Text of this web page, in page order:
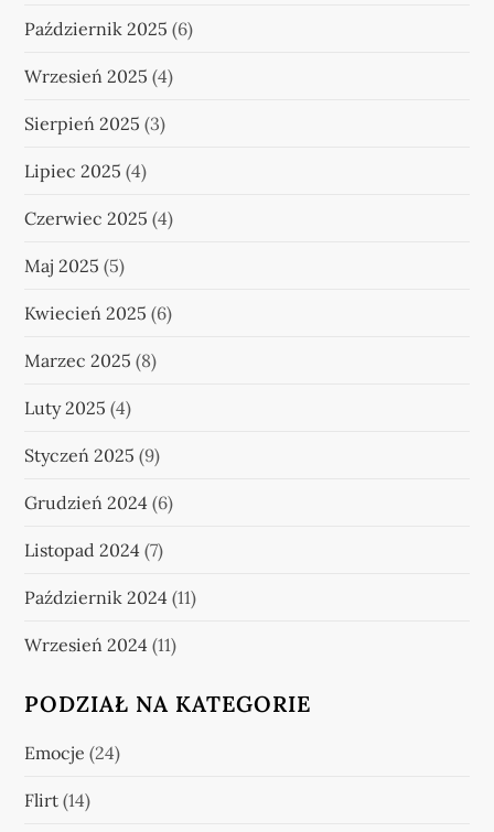
Październik 2025 (6)
Wrzesień 2025 (4)
Sierpień 2025 (3)
Lipiec 2025 (4)
Czerwiec 2025 (4)
Maj 2025 (5)
Kwiecień 2025 (6)
Marzec 2025 (8)
Luty 2025 (4)
Styczeń 2025 (9)
Grudzień 2024 (6)
Listopad 2024 (7)
Październik 2024 (11)
Wrzesień 2024 (11)
PODZIAŁ NA KATEGORIE
Emocje (24)
Flirt (14)